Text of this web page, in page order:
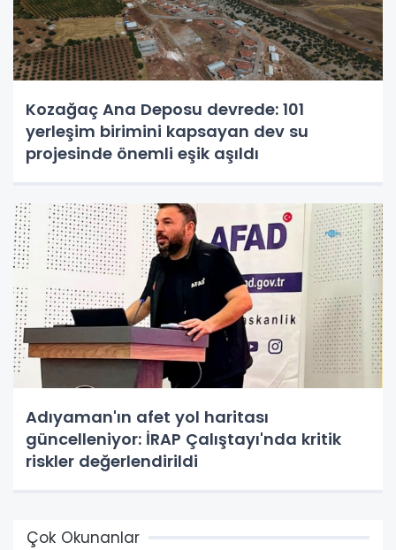
Kozağaç Ana Deposu devrede: 101
yerleşim birimini kapsayan dev su
projesinde önemli eşik aşıldı
Adıyaman'ın afet yol haritası
güncelleniyor: İRAP Çalıştayı'nda kritik
riskler değerlendirildi
Çok Okunanlar